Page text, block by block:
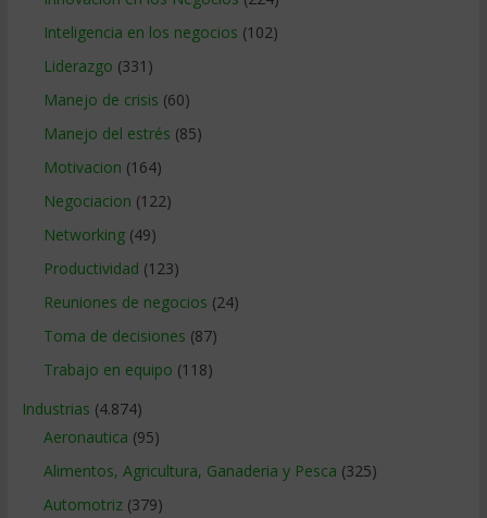
Inteligencia en los negocios (102)
Liderazgo (331)
Manejo de crisis (60)
Manejo del estrés (85)
Motivacion (164)
Negociacion (122)
Networking(49)
Productividad (123)
Reuniones de negocios (24)
Toma de decisiones (87)
Trabajo en equipo (118)
Industrias (4.874)
Aeronautica (95)
Alimentos, Agricultura, Ganaderia y Pesca (325)
Automotriz(379)